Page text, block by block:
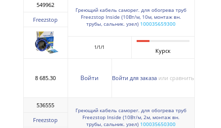
549962
Freezstop
Греющий кабель саморег. для обогрева труб
Freezstop Inside (10Вт/м, 10м, монтаж вн.
трубы, сальник. узел) 100035659300
1/1/1 Курск
8 685.30 Войти Войти для заказа или сравнить
536555
Freezstop
Греющий кабель саморег. для обогрева труб
Freezstop Inside (10Вт/м, 2м, монтаж вн.
трубы, сальник. узел) 100035650300